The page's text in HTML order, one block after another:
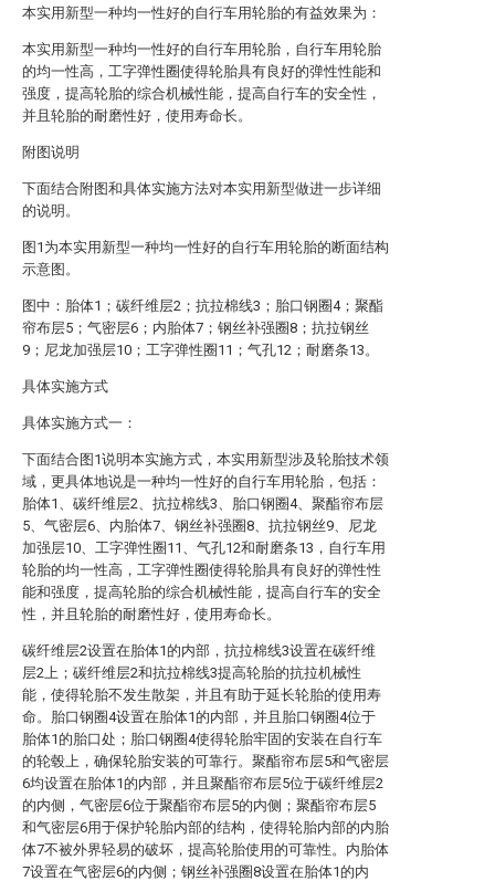
本实用新型一种均一性好的自行车用轮胎的有益效果为：
本实用新型一种均一性好的自行车用轮胎，自行车用轮胎
的均一性高，工字弹性圈使得轮胎具有良好的弹性性能和
强度，提高轮胎的综合机械性能，提高自行车的安全性，
并且轮胎的耐磨性好，使用寿命长。
附图说明
下面结合附图和具体实施方法对本实用新型做进一步详细
的说明。
图1为本实用新型一种均一性好的自行车用轮胎的断面结构
示意图。
图中：胎体1；碳纤维层2；抗拉棉线3；胎口钢圈4；聚酯
帘布层5；气密层6；内胎体7；钢丝补强圈8；抗拉钢丝
9；尼龙加强层10；工字弹性圈11；气孔12；耐磨条13。
具体实施方式
具体实施方式一：
下面结合图1说明本实施方式，本实用新型涉及轮胎技术领
域，更具体地说是一种均一性好的自行车用轮胎，包括：
胎体1、碳纤维层2、抗拉棉线3、胎口钢圈4、聚酯帘布层
5、气密层6、内胎体7、钢丝补强圈8、抗拉钢丝9、尼龙
加强层10、工字弹性圈11、气孔12和耐磨条13，自行车用
轮胎的均一性高，工字弹性圈使得轮胎具有良好的弹性性
能和强度，提高轮胎的综合机械性能，提高自行车的安全
性，并且轮胎的耐磨性好，使用寿命长。
碳纤维层2设置在胎体1的内部，抗拉棉线3设置在碳纤维
层2上；碳纤维层2和抗拉棉线3提高轮胎的抗拉机械性
能，使得轮胎不发生散架，并且有助于延长轮胎的使用寿
命。胎口钢圈4设置在胎体1的内部，并且胎口钢圈4位于
胎体1的胎口处；胎口钢圈4使得轮胎牢固的安装在自行车
的轮毂上，确保轮胎安装的可靠行。聚酯帘布层5和气密层
6均设置在胎体1的内部，并且聚酯帘布层5位于碳纤维层2
的内侧，气密层6位于聚酯帘布层5的内侧；聚酯帘布层5
和气密层6用于保护轮胎内部的结构，使得轮胎内部的内胎
体7不被外界轻易的破坏，提高轮胎使用的可靠性。内胎体
7设置在气密层6的内侧；钢丝补强圈8设置在胎体1的内